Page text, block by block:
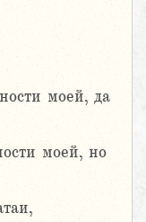
моей, да
моей, но